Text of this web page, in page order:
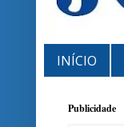
INÍCIO
Publicidade